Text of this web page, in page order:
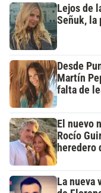
Lejos de
Señuk, la
Desde
Martín
falta de
El nuevo
Rocío
heredero
La nueva